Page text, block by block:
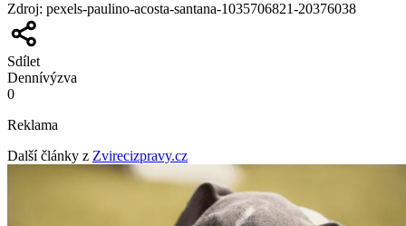
Zdroj: pexels-paulino-acosta-santana-1035706821-20376038
Sdílet
Dennívýzva
0
Reklama
Další články z Zvirecizpravy.cz